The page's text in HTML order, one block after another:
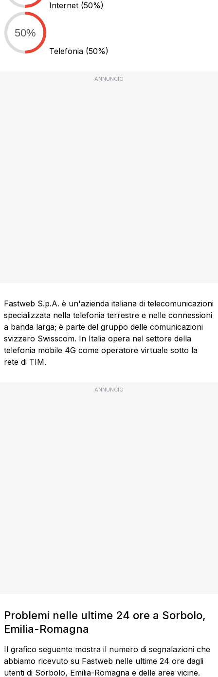
Internet (50%)
50%
Telefonia (50%)
ANNUNCIO
Fastweb S.p.A. è un'azienda italiana di telecomunicazioni
specializzata nella telefonia terrestre e nelle connessioni
a banda larga; è parte del gruppo delle comunicazioni
svizzero Swisscom. In Italia opera nel settore della
telefonia mobile 4G come operatore virtuale sotto la
rete di TIM.
ANNUNCIO
Problemi nelle ultime 24 ore a Sorbolo,
Emilia-Romagna
Il grafico seguente mostra il numero di segnalazioni che
abbiamo ricevuto su Fastweb nelle ultime 24 ore dagli
utenti di Sorbolo, Emilia-Romagna e delle aree vicine.